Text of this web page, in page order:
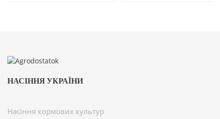
НАСІННЯ УКРАЇНИ
Насіння кормових культур